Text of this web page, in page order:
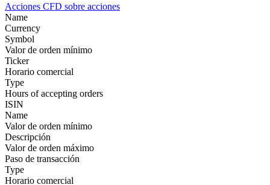
Acciones CFD sobre acciones
Name
Currency
Symbol
Valor de orden mínimo
Ticker
Horario comercial
Type
Hours of accepting orders
ISIN
Name
Valor de orden mínimo
Descripción
Valor de orden máximo
Paso de transacción
Type
Horario comercial